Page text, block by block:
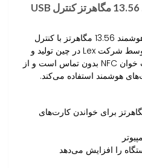
چینی اسکنر کارت هوشمند 13.56 مگاهرتز کنترل USB
اسکنر کارت هوشمند 13.56 مگاهرتز با کنترل
USB بدون تماس. این دستگاه توسط شرکت Lex در چین تولید و
تامین می‌شود. این اسکنر کارت خوان NFC بدون تماس است و از
از فرکانس 13.56 مگاهرتز برای خواندن کارت‌های
را افزایش می‌دهد